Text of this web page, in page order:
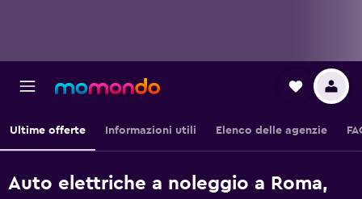
Ultime offerte Informazioni utili Elenco delle agenzie
Auto elettriche a noleggio a Roma,